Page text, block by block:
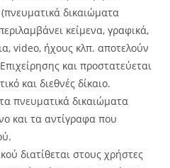
δικαιώματα
κείμενα, γραφικά,
video, ήχους κλπ. αποτελούν
και προστατεύεται
και διεθνές δίκαιο.
πνευματικά δικαιώματα
και τα αντίγραφα που
διατίθεται στους χρήστες